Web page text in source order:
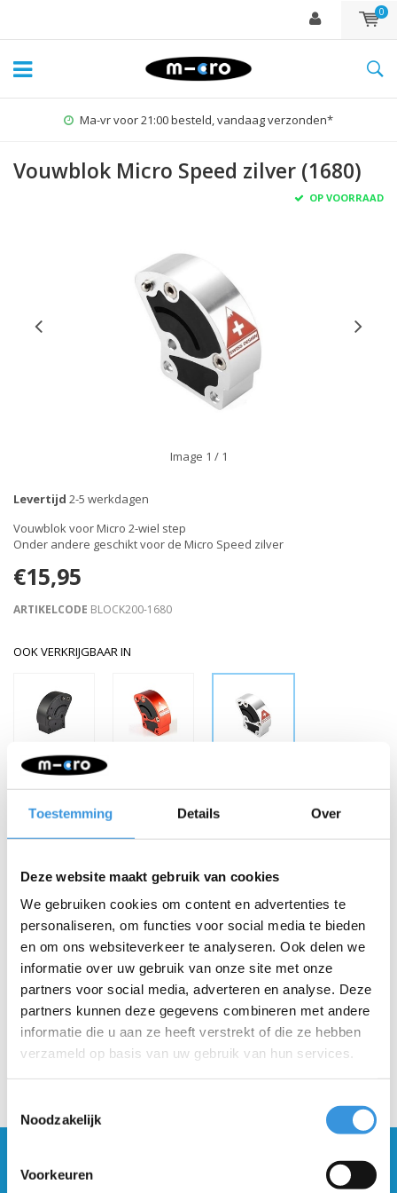
Toestemming Details Over
Deze website maakt gebruik van cookies
We gebruiken cookies om content en advertenties te
personaliseren, om functies voor social media te bieden
en om ons websiteverkeer te analyseren. Ook delen we
informatie over uw gebruik van onze site met onze
partners voor social media, adverteren en analyse. Deze
partners kunnen deze gegevens combineren met andere
informatie die u aan ze heeft verstrekt of die ze hebben
verzameld op basis van uw gebruik van hun services.
Noodzakelijk
Voorkeuren
0
Ma-vr voor 21:00 besteld, vandaag verzonden*
Vouwblok Micro Speed zilver (1680)
OP VOORRAAD
Image 1 / 1
Levertijd 2-5 werkdagen
Vouwblok voor Micro 2-wiel step
Onder andere geschikt voor de Micro Speed zilver
€15,95
ARTIKELCODE BLOCK200-1680
OOK VERKRIJGBAAR IN
Retour binnen 30 dagen
Beschrijving
Blijf op de hoogte en schrijf je in voor onze
nieuwsbrief